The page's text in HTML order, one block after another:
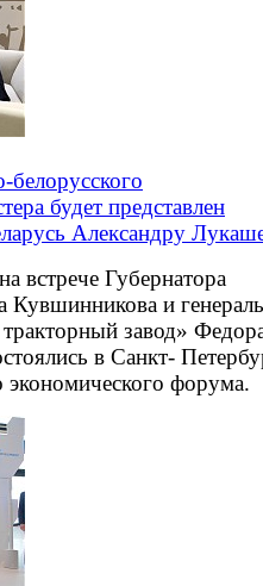
белорусского
будет представлен
Александру
встрече Губернатора
Кувшинникова и
завод»
в Санкт-
форума.